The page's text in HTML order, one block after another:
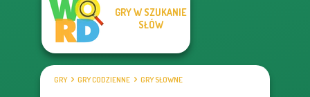
GRY W SZUKANIE
SŁÓW
GRY GRY CODZIENNE GRY SŁOWNE